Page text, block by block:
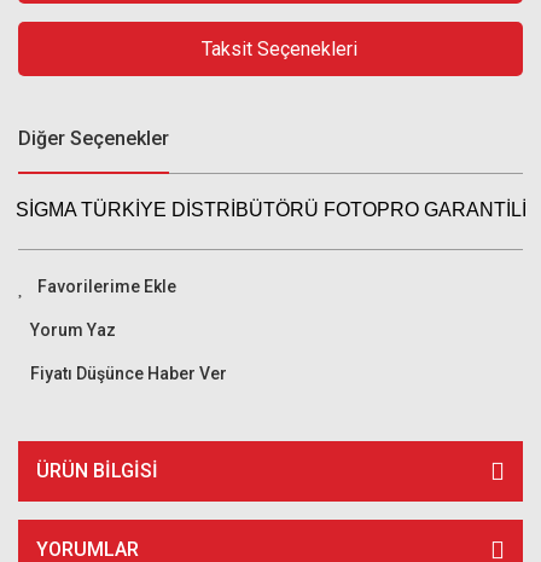
Taksit Seçenekleri
Diğer Seçenekler
SİGMA TÜRKİYE DİSTRİBÜTÖRÜ FOTOPRO GARANTİLİ
Yorum Yaz
Fiyatı Düşünce Haber Ver
ÜRÜN BILGISI
YORUMLAR